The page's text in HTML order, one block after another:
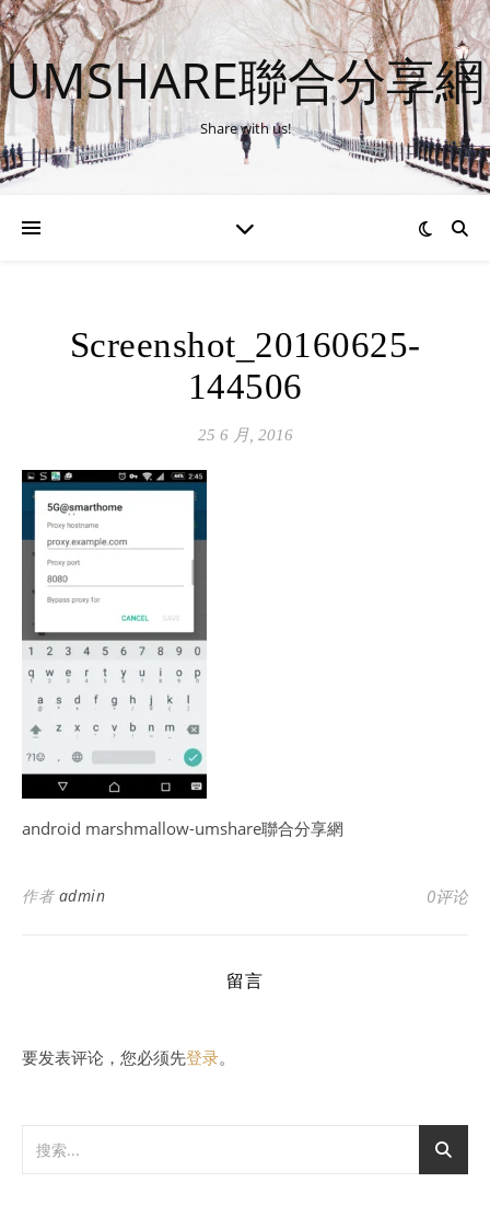
UMSHARE聯合分享網
Share with us!
Screenshot_20160625-
144506
25 6 月, 2016
android marshmallow-umshare聯合分享網
作者 admin 0评论
留言
要发表评论，您必须先登录。